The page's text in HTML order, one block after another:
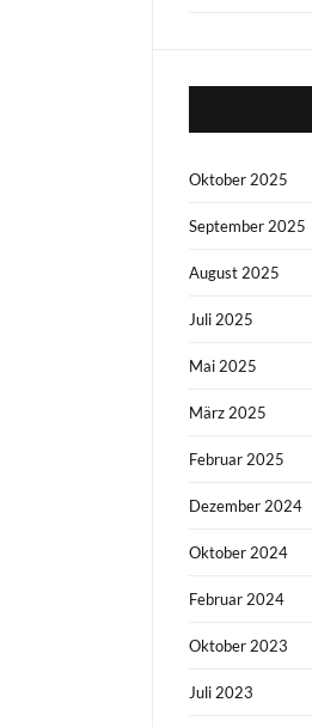
Oktober 2025
September 2025
August 2025
Juli 2025
Mai 2025
März 2025
Februar 2025
Dezember 2024
Oktober 2024
Februar 2024
Oktober 2023
Juli 2023